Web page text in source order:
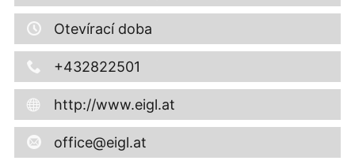
Otevírací doba
+432822501
http://www.eigl.at
office@eigl.at